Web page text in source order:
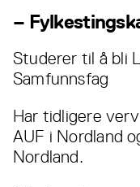
–
Studerer til å bli
Samfunnsfag
Har tidligere
AUF i Nordland
Nordland.